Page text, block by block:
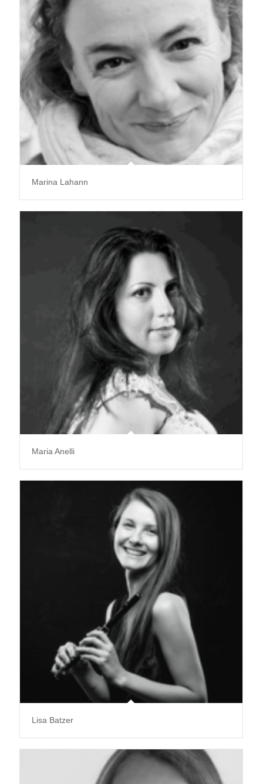
Marina Lahann
Maria Anelli
Lisa Batzer